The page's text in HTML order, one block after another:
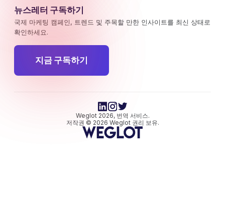
뉴스레터 구독하기
국제 마케팅 캠페인, 트렌드 및 주목할 만한 인사이트를 최신 상태로
확인하세요.
지금 구독하기
Weglot 2026, 번역 서비스.
저작권 © 2026 Weglot 권리 보유.